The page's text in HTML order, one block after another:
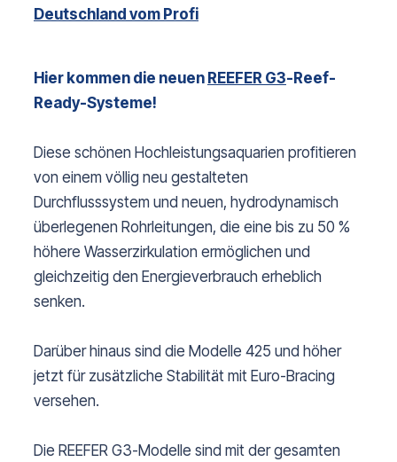
Deutschland vom Profi
Hier kommen die neuen REEFER G3-Reef-
Ready-Systeme!
Diese schönen Hochleistungsaquarien profitieren
von einem völlig neu gestalteten
Durchflusssystem und neuen, hydrodynamisch
überlegenen Rohrleitungen, die eine bis zu 50 %
höhere Wasserzirkulation ermöglichen und
gleichzeitig den Energieverbrauch erheblich
senken.
Darüber hinaus sind die Modelle 425 und höher
jetzt für zusätzliche Stabilität mit Euro-Bracing
versehen.
Die REEFER G3-Modelle sind mit der gesamten